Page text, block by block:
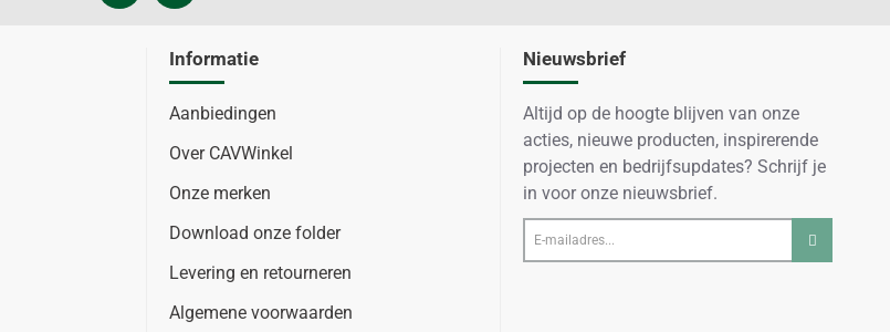
Informatie
Aanbiedingen
Over CAVWinkel
Onze merken
Download onze folder
Levering en retourneren
Algemene voorwaarden
Nieuwsbrief
Altijd op de hoogte blijven van onze
acties, nieuwe producten, inspirerende
projecten en bedrijfsupdates? Schrijf je
in voor onze nieuwsbrief.
E-
mailadres...